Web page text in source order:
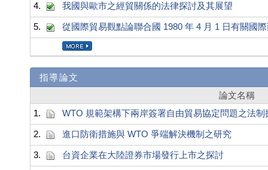
4. 我國與歐市之經貿關係的法律探討及其展望
5. 從國際貿易觀點論聯合國 1980 年 4 月 1 日有關國
指導論文
論文名稱
1.
WTO 規範架構下兩岸簽署自由貿易協定問題之法制
2. 進口防衛措施與 WTO 爭端解決機制之研究
3. 台資企業在大陸證券市場發行上市之探討